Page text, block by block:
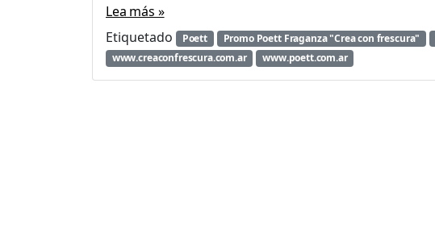
Lea más »
Etiquetado
Poett Promo Poett Fraganza "Crea con frescura"
www.creaconfrescura.com.ar
www.poett.com.ar